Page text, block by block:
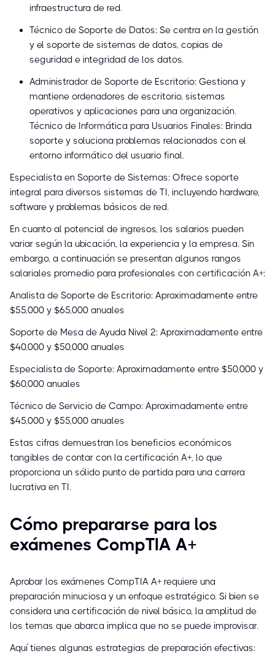
infraestructura de red.
Técnico de Soporte de Datos: Se centra en la gestión
y el soporte de sistemas de datos, copias de
seguridad e integridad de los datos.
Administrador de Soporte de Escritorio: Gestiona y
mantiene ordenadores de escritorio, sistemas
operativos y aplicaciones para una organización.
Técnico de Informática para Usuarios Finales: Brinda
soporte y soluciona problemas relacionados con el
entorno informático del usuario final.
Especialista en Soporte de Sistemas: Ofrece soporte
integral para diversos sistemas de TI, incluyendo hardware,
software y problemas básicos de red.
En cuanto al potencial de ingresos, los salarios pueden
variar según la ubicación, la experiencia y la empresa. Sin
embargo, a continuación se presentan algunos rangos
salariales promedio para profesionales con certificación A+:
Analista de Soporte de Escritorio: Aproximadamente entre
$55,000 y $65,000 anuales
Soporte de Mesa de Ayuda Nivel 2: Aproximadamente entre
$40,000 y $50,000 anuales
Especialista de Soporte: Aproximadamente entre $50,000 y
$60,000 anuales
Técnico de Servicio de Campo: Aproximadamente entre
$45,000 y $55,000 anuales
Estas cifras demuestran los beneficios económicos
tangibles de contar con la certificación A+, lo que
proporciona un sólido punto de partida para una carrera
lucrativa en TI.
Cómo prepararse para los
exámenes CompTIA A+
Aprobar los exámenes CompTIA A+ requiere una
preparación minuciosa y un enfoque estratégico. Si bien se
considera una certificación de nivel básico, la amplitud de
los temas que abarca implica que no se puede improvisar.
Aquí tienes algunas estrategias de preparación efectivas: